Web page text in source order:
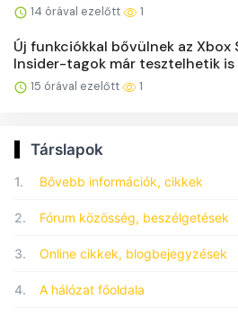
14 órával ezelőtt 1
Új funkciókkal bővülnek az Xbox
Insider-tagok már tesztelhetik is
15 órával ezelőtt 1
Társlapok
1. Bővebb információk, cikkek
2. Fórum közösség, beszélgetések
3. Online cikkek, blogbejegyzések
4. A hálózat főoldala